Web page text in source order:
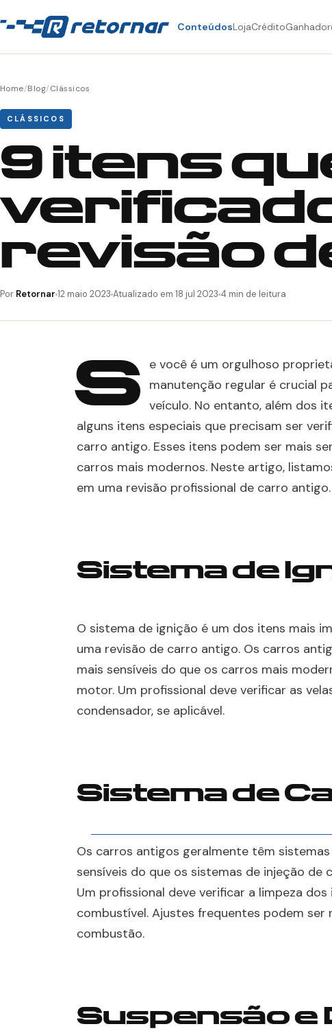
ConteúdosLojaCrédito
Home/Blog/Clássicos
CLÁSSICOS
9 itens
revisão
Por Retornar 12 maio 2023 Atualizado em 18 jul 2023 4 min de leitura
S e você é um orgulhoso
manutenção regular é crucial
veículo. No entanto, além dos
alguns itens especiais que precisam ser
carro antigo. Esses itens podem ser mais
carros mais modernos. Neste artigo,
em uma revisão profissional de carro antigo.
Sistema de
O sistema de ignição é um dos itens mais
uma revisão de carro antigo. Os carros
mais sensíveis do que os carros mais
motor. Um profissional deve verificar as
condensador, se aplicável.
Sistema de
Os carros antigos geralmente têm
sensíveis do que os sistemas de injeção
Um profissional deve verificar a limpeza
combustível. Ajustes frequentes podem
combustão.
Suspensão e